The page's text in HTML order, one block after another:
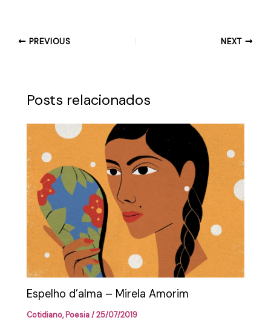
PREVIOUS NEXT
Posts relacionados
Espelho d’alma – Mirela Amorim
Cotidiano,Poesia/25/07/2019